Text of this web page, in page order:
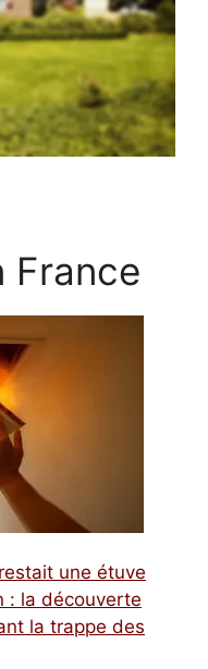
France
une étuve
: la découverte
la trappe des